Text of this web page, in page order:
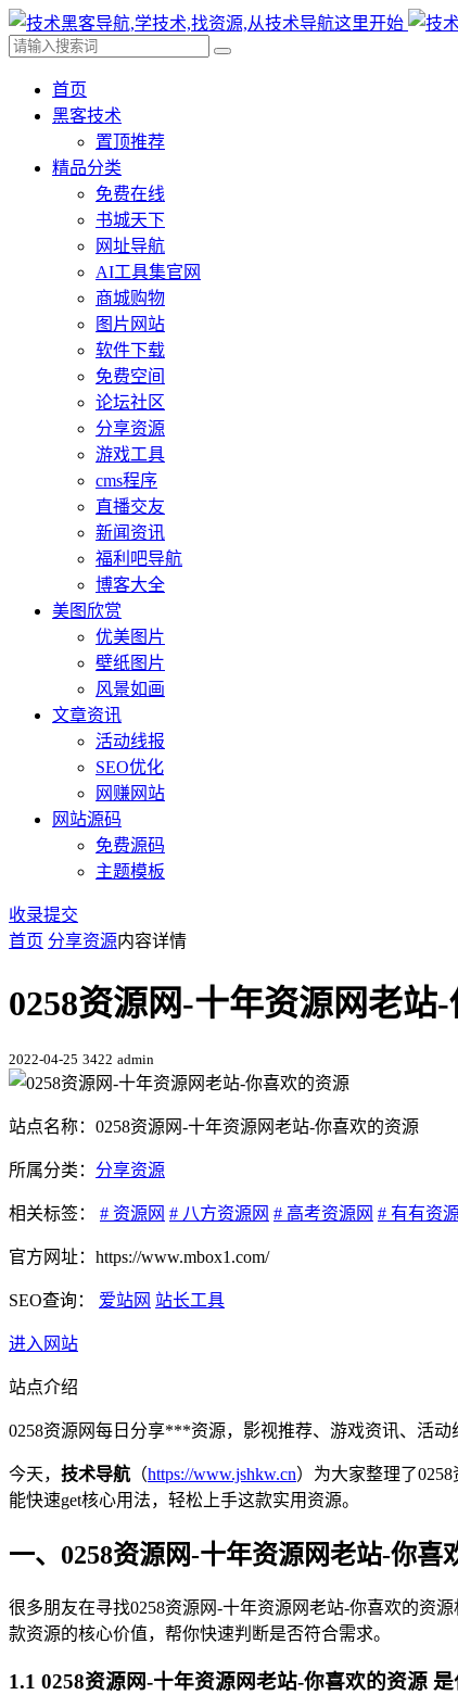
首页
黑客技术
置顶推荐
精品分类
免费在线
书城天下
网址导航
AI工具集官网
商城购物
图片网站
软件下载
免费空间
论坛社区
分享资源
游戏工具
cms程序
直播交友
新闻资讯
福利吧导航
博客大全
美图欣赏
优美图片
壁纸图片
风景如画
文章资讯
活动线报
SEO优化
网赚网站
网站源码
免费源码
主题模板
收录提交
首页 分享资源内容详情
0258资源网-十年资源网老站
2022-04-25 3422 admin
站点名称：0258资源网-十年资源网老站-你喜欢的资源
所属分类： 分享资源
相关标签： # 资源网 # 八方资源网 # 高考资源网 # 有有资
官方网址：https://www.mbox1.com/
SEO查询： 爱站网 站长工具
进入网站
站点介绍
0258资源网每日分享***资源，影视推荐、游戏资讯、活
今天， 技术导航 （https://www.jshkw.cn）为大家整理了
能快速get核心用法，轻松上手这款实用资源。
一、0258资源网-十年资源网老站-你喜
很多朋友在寻找0258资源网-十年资源网老站-你喜欢的资
款资源的核心价值，帮你快速判断是否符合需求。
1.1 0258资源网-十年资源网老站-你喜欢的资源 是